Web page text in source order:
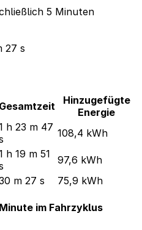
5 Minuten
27 s
Gesamtzeit
Hinzugefügte
Energie
h 23 m 47 108,4 kWh
h 19 m 51
97,6 kWh
m 27 s 75,9 kWh
im Fahrzyklus